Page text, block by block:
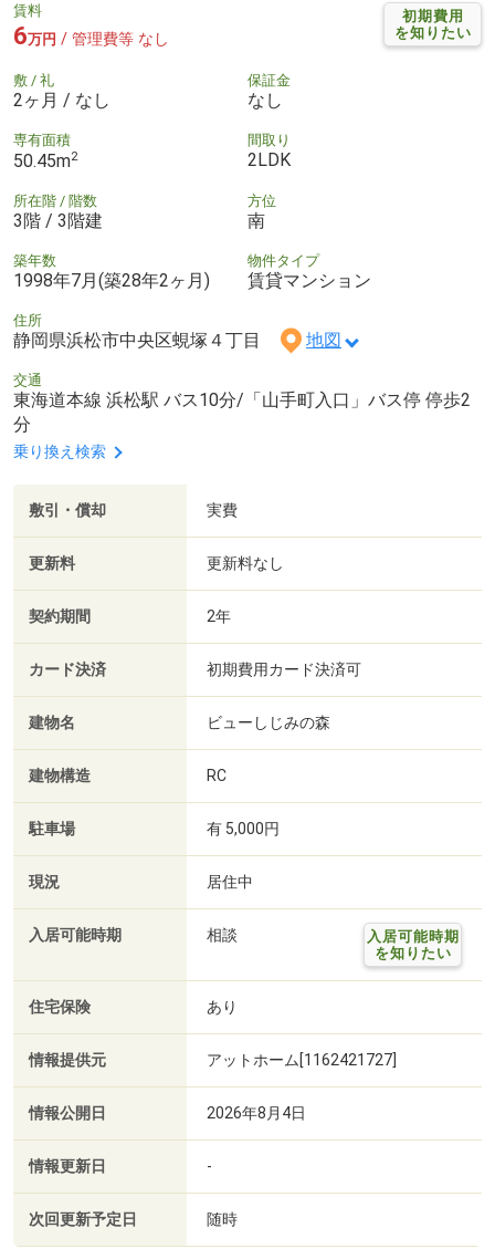
初期費用
を知りたい
賃料
6万円 / 管理費等 なし
敷 / 礼
2ヶ月 / なし
保証金
なし
専有面積
50.45m2
間取り
2LDK
所在階 / 階数
3階 / 3階建
方位
南
築年数
1998年7月(築28年2ヶ月)
物件タイプ
賃貸マンション
住所
静岡県浜松市中央区蜆塚４丁目 地図
交通
東海道本線 浜松駅 バス10分/「山手町入口」バス停 停歩2
分
乗り換え検索
敷引・償却 実費
更新料 更新料なし
契約期間 2年
カード決済 初期費用カード決済可
建物名 ビューしじみの森
建物構造 RC
駐車場 有 5,000円
現況 居住中
入居可能時期 相談
入居可能時期
を知りたい
住宅保険 あり
情報提供元 アットホーム[1162421727]
情報公開日 2026年8月4日
情報更新日 -
次回更新予定日 随時